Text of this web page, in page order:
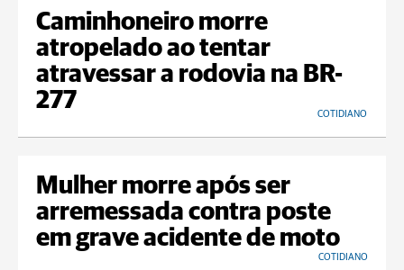
Caminhoneiro morre
atropelado ao tentar
atravessar a rodovia na BR-
277
COTIDIANO
Mulher morre após ser
arremessada contra poste
em grave acidente de moto
COTIDIANO